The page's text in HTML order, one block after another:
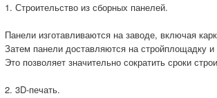
1. Строительство из сборных панелей.
Панели изготавливаются на заводе, включая
Затем панели доставляются на стройплощадку
Это позволяет значительно сократить сроки
2. 3D-печать.